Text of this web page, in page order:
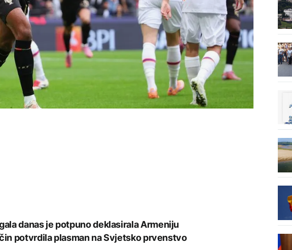
danas je potpuno deklasirala Armeniju
potvrdila plasman na Svjetsko prvenstvo